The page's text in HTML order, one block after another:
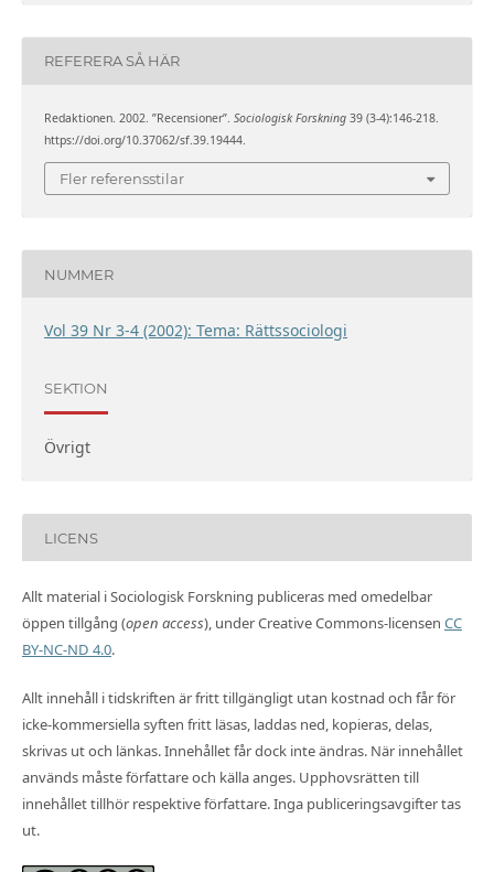
REFERERA SÅ HÄR
Redaktionen. 2002. ”Recensioner”. Sociologisk Forskning39 (3-4):146-218.
https://doi.org/10.37062/sf.39.19444.
Fler referensstilar
NUMMER
Vol 39 Nr 3-4 (2002): Tema: Rättssociologi
SEKTION
Övrigt
LICENS
Allt material i Sociologisk Forskning publiceras med omedelbar
öppen tillgång (open access), under Creative Commons-licensen CC
BY-NC-ND 4.0.
Allt innehåll i tidskriften är fritt tillgängligt utan kostnad och får för
icke-kommersiella syften fritt läsas, laddas ned, kopieras, delas,
skrivas ut och länkas. Innehållet får dock inte ändras. När innehållet
används måste författare och källa anges. Upphovsrätten till
innehållet tillhör respektive författare. Inga publiceringsavgifter tas
ut.